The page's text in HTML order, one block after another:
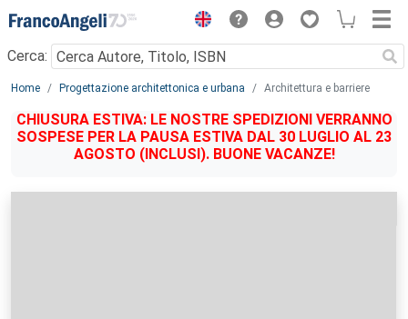
Menu
Cerca:
Main content
Home Progettazione architettonica e urbana Architettura e barriere
CHIUSURA ESTIVA: LE NOSTRE SPEDIZIONI VERRANNO
SOSPESE PER LA PAUSA ESTIVA DAL 30 LUGLIO AL 23
AGOSTO (INCLUSI). BUONE VACANZE!